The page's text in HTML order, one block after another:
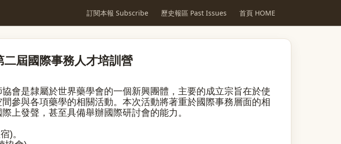
訂閱本報 Subscribe 歷史報區 Past Issues 首頁 HOME
二屆國際事務人才培訓營
會是隸屬於世界藥學會的一個新興團體，主要的成立宗旨在於使
參與各項藥學的相關活動。本次活動將著重於國際事務層面的相
上發聲，甚至具備舉辦國際研討會的能力。
)。